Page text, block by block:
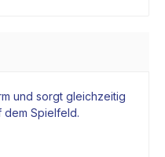
und sorgt gleichzeitig
dem Spielfeld.